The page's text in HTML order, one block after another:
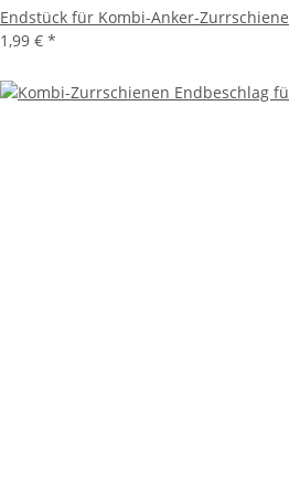
Endstück für Kombi-Anker-Zurrschiene
1,99 € *